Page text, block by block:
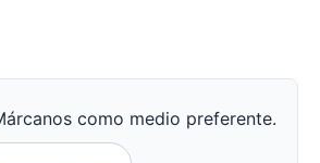
como medio preferente.